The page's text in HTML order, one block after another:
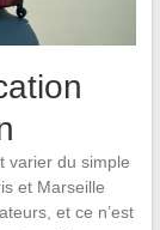
varier du simple
et Marseille
et ce n’est